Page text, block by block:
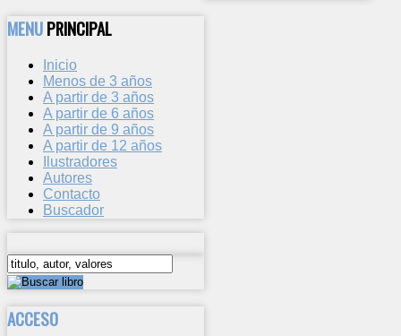
MENUPRINCIPAL
Inicio
Menos de 3 años
A partir de 3 años
A partir de 6 años
A partir de 9 años
A partir de 12 años
Ilustradores
Autores
Contacto
Buscador
ACCESO